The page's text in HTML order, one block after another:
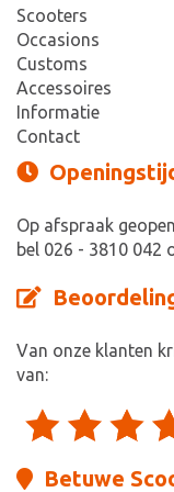
Scooters
Occasions
Customs
Accessoires
Informatie
Contact
Op afspraak
bel 026 - 3810 042
Van onze klanten
van:
Betuwe